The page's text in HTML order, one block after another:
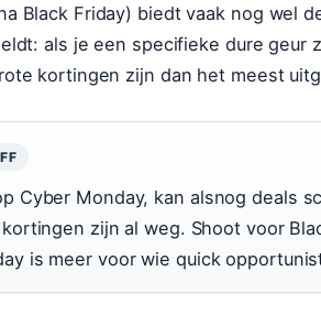
Black Friday) biedt vaak nog wel
als je een specifieke dure geur
kortingen zijn dan het meest
Cyber Monday, kan alsnog deals
zijn al weg. Shoot voor
is meer voor wie quick